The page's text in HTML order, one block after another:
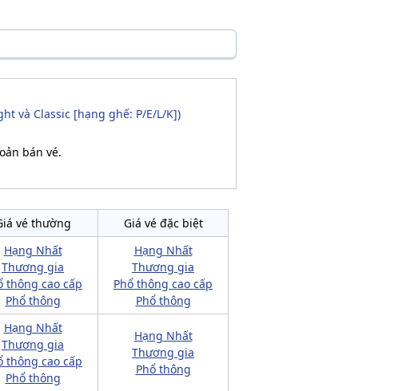
và Classic [hạng ghế: P/E/L/K])
bán vé.
vé thường Giá vé đặc biệt
Hạng Nhất
Thương gia
thông cao cấp
Phổ thông
Hạng Nhất
Thương gia
Phổ thông cao cấp
Phổ thông
Hạng Nhất
Thương gia
thông cao cấp
Phổ thông
Hạng Nhất
Thương gia
Phổ thông